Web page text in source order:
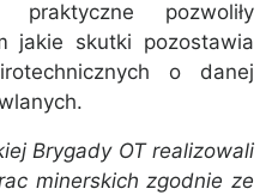
praktyczne pozwoliły
jakie skutki pozostawia
o danej
Brygady OT realizowali
minerskich zgodnie ze